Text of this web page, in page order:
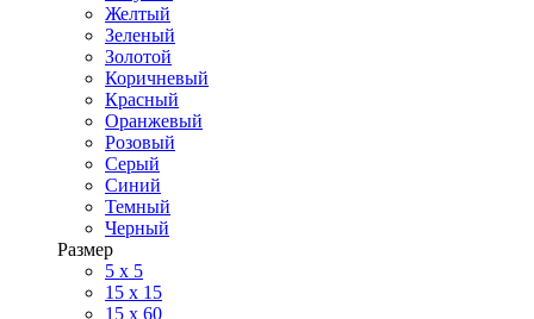
Желтый
Зеленый
Золотой
Коричневый
Красный
Оранжевый
Розовый
Серый
Синий
Темный
Черный
Размер
5 x 5
15 x 15
15 x 60